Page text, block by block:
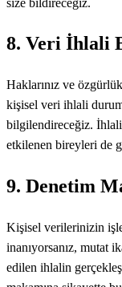
8. Veri İhlali
Haklarınız ve
kişisel veri ihlali
bilgilendireceğiz.
etkilenen bireyleri de
9. Denetim
Kişisel verilerinizin
inanıyorsanız, mutat
edilen ihlalin